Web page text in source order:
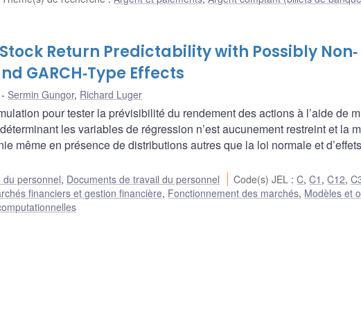
Return Predictability with Possibly Non‐
GARCH‐Type Effects
Sermin Gungor, Richard Luger
pour tester la prévisibilité du rendement des actions à l’aide de
les variables de régression n’est aucunement restreint et la
même en présence de distributions autres que la loi normale et d’effets
personnel, Documents de travail du personnel Code(s) JEL :C,C1 ,C12,
financiers et gestion financière, Fonctionnement des marchés, Modèles et